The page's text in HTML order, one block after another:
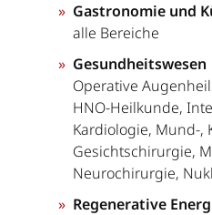
Gastronomie und
alle Bereiche
Gesundheitswesen
Operative
HNO-Heilkunde,
Kardiologie, Mund-,
Gesichtschirurgie,
Neurochirurgie,
Regenerative